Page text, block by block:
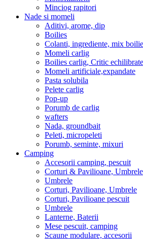
Minciog rapitori
Nade si momeli
Aditivi, arome, dip
Boilies
Colanti, ingrediente, mix
Momeli carlig
Boilies carlig, Critic
Momeli artificiale,expandate
Pasta solubila
Pelete carlig
Pop-up
Porumb de carlig
wafters
Nada, groundbait
Peleti, micropeleti
Porumb, seminte, mixuri
Camping
Accesorii camping, pescuit
Corturi & Pavilioane, Umbrele
Umbrele
Corturi, Pavilioane, Umbrele
Corturi, Pavilioane pescuit
Umbrele
Lanterne, Baterii
Mese pescuit, camping
Scaune modulare, accesorii